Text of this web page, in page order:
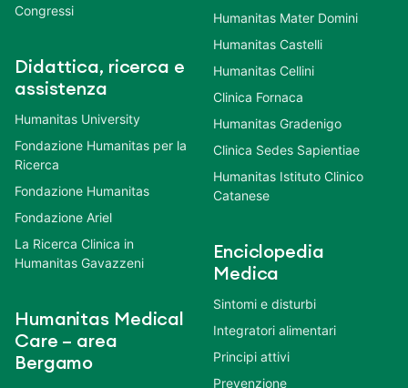
Congressi
Didattica, ricerca e
assistenza
Humanitas University
Fondazione Humanitas per la
Ricerca
Fondazione Humanitas
Fondazione Ariel
La Ricerca Clinica in
Humanitas Gavazzeni
Humanitas Medical
Care – area
Bergamo
Humanitas Mater Domini
Humanitas Castelli
Humanitas Cellini
Clinica Fornaca
Humanitas Gradenigo
Clinica Sedes Sapientiae
Humanitas Istituto Clinico
Catanese
Enciclopedia
Medica
Sintomi e disturbi
Integratori alimentari
Principi attivi
Prevenzione